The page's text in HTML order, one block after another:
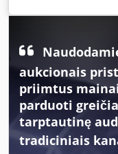
pjūklo matmenys:
galia – 6 kW
Apytikslis svoris:
aukcionais
priimtus
parduoti
tarptautinę
tradiciniais